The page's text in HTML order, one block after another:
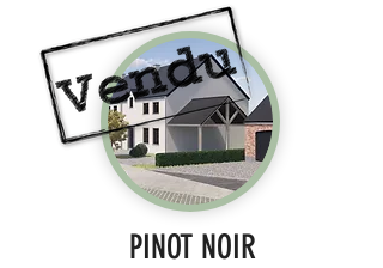
PINOT NOIR